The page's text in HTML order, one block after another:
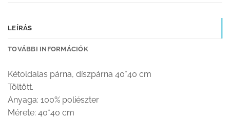
LEÍRÁS
TOVÁBBI INFORMÁCIÓK
Kétoldalas párna, díszpárna 40*40 cm
Töltött.
Anyaga: 100% poliészter
Mérete: 40*40 cm